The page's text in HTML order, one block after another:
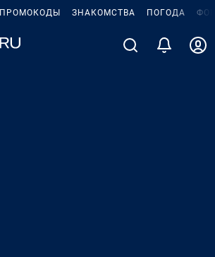
ПРОМОКОДЫ ЗНАКОМСТВА ПОГОДА